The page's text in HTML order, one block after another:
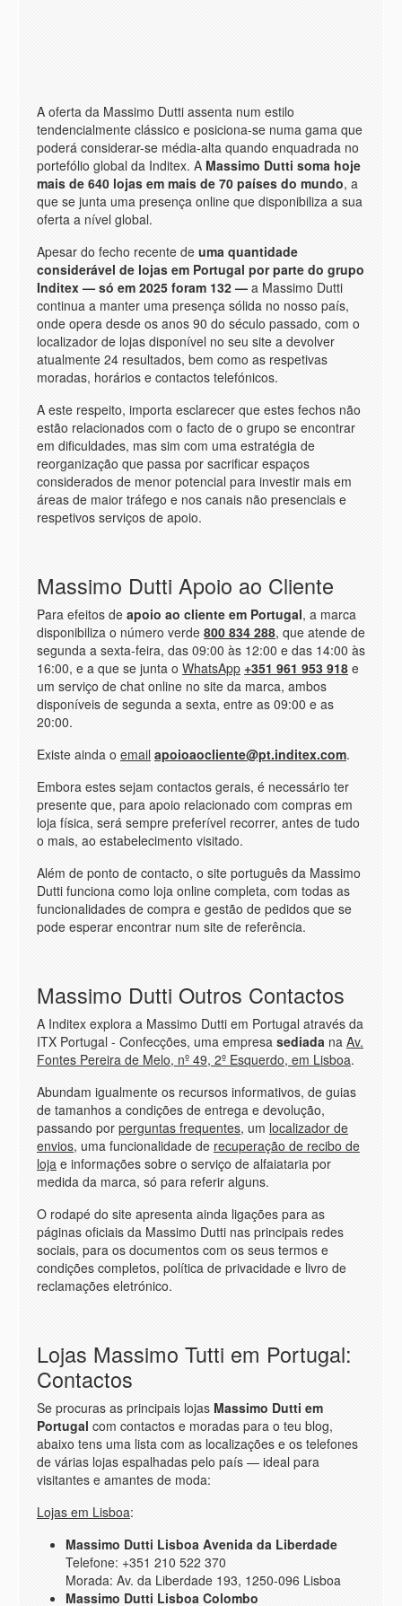
A oferta da Massimo Dutti assenta num estilo
tendencialmente clássico e posiciona-se numa gama que
poderá considerar-se média-alta quando enquadrada no
portefólio global da Inditex. A Massimo Dutti soma hoje
mais de 640 lojas em mais de 70 países do mundo, a
que se junta uma presença online que disponibiliza a sua
oferta a nível global.
Apesar do fecho recente de uma quantidade
considerável de lojas em Portugal por parte do grupo
Inditex — só em 2025 foram 132 — a Massimo Dutti
continua a manter uma presença sólida no nosso país,
onde opera desde os anos 90 do século passado, com o
localizador de lojas disponível no seu site a devolver
atualmente 24 resultados, bem como as respetivas
moradas, horários e contactos telefónicos.
A este respeito, importa esclarecer que estes fechos não
estão relacionados com o facto de o grupo se encontrar
em dificuldades, mas sim com uma estratégia de
reorganização que passa por sacrificar espaços
considerados de menor potencial para investir mais em
áreas de maior tráfego e nos canais não presenciais e
respetivos serviços de apoio.
Massimo Dutti Apoio ao Cliente
Para efeitos de apoio ao cliente em Portugal, a marca
disponibiliza o número verde 800 834 288, que atende de
segunda a sexta-feira, das 09:00 às 12:00 e das 14:00 às
16:00, e a que se junta o WhatsApp +351 961 953 918 e
um serviço de chat online no site da marca, ambos
disponíveis de segunda a sexta, entre as 09:00 e as
20:00.
Existe ainda o email apoioaocliente@pt.inditex.com.
Embora estes sejam contactos gerais, é necessário ter
presente que, para apoio relacionado com compras em
loja física, será sempre preferível recorrer, antes de tudo
o mais, ao estabelecimento visitado.
Além de ponto de contacto, o site português da Massimo
Dutti funciona como loja online completa, com todas as
funcionalidades de compra e gestão de pedidos que se
pode esperar encontrar num site de referência.
Massimo Dutti Outros Contactos
A Inditex explora a Massimo Dutti em Portugal através da
ITX Portugal - Confecções, uma empresa sediada na Av.
Fontes Pereira de Melo, nº 49, 2º Esquerdo, em Lisboa.
Abundam igualmente os recursos informativos, de guias
de tamanhos a condições de entrega e devolução,
passando por perguntas frequentes, um localizador de
envios, uma funcionalidade de recuperação de recibo de
loja e informações sobre o serviço de alfaiataria por
medida da marca, só para referir alguns.
O rodapé do site apresenta ainda ligações para as
páginas oficiais da Massimo Dutti nas principais redes
sociais, para os documentos com os seus termos e
condições completos, política de privacidade e livro de
reclamações eletrónico.
Lojas Massimo Tutti em Portugal:
Contactos
Se procuras as principais lojas Massimo Dutti em
Portugal com contactos e moradas para o teu blog,
abaixo tens uma lista com as localizações e os telefones
de várias lojas espalhadas pelo país — ideal para
visitantes e amantes de moda:
Lojas em Lisboa:
Massimo Dutti Lisboa Avenida da Liberdade
Telefone: +351 210 522 370
Morada: Av. da Liberdade 193, 1250-096 Lisboa
Massimo Dutti Lisboa Colombo